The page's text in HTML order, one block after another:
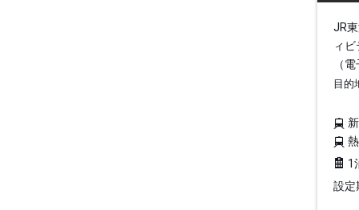
JR
ィ
（
目的
1
設